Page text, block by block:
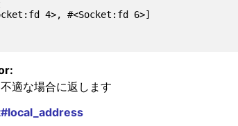
4>, #<Socket:fd 6>]
適な場合に返します